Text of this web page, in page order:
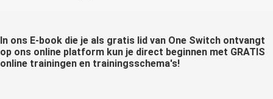
In ons E-book die je als gratis lid van One Switch ontvangt
op ons online platform kun je direct beginnen met GRATIS
online trainingen en trainingsschema's!